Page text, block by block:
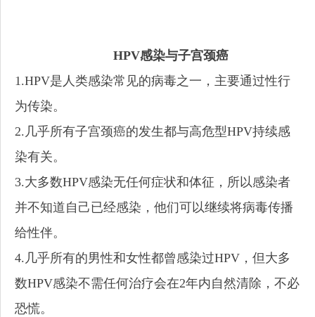
HPV感染与子宫颈癌
1.HPV是人类感染常见的病毒之一，主要通过性行
为传染。
2.几乎所有子宫颈癌的发生都与高危型HPV持续感
染有关。
3.大多数HPV感染无任何症状和体征，所以感染者
并不知道自己已经感染，他们可以继续将病毒传播
给性伴。
4.几乎所有的男性和女性都曾感染过HPV，但大多
数HPV感染不需任何治疗会在2年内自然清除，不必
恐慌。